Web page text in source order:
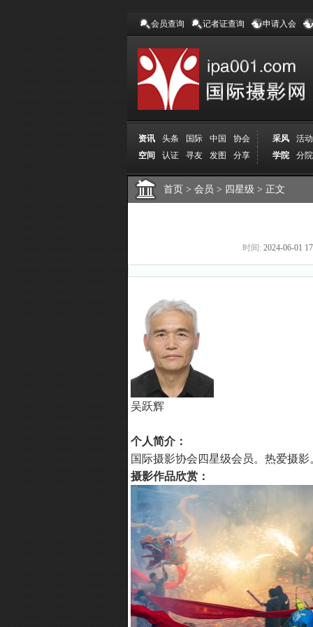
会员查询 记者证查询 申请入会
资讯 头条 国际 中国 协会 采风
活动
空间
认证 寻友 发图 分享 学院 分院
首页 > 会员 > 四星级 > 正文
时间: 2024-06-01
吴跃辉
个人简介：
国际摄影协会四星级会员。热爱摄
摄影作品欣赏：